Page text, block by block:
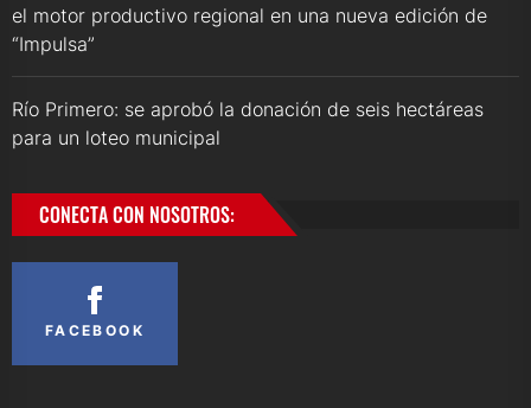
el motor productivo regional en una nueva edición de
“Impulsa”
Río Primero: se aprobó la donación de seis hectáreas
para un loteo municipal
CONECTA CON NOSOTROS:
FACEBOOK